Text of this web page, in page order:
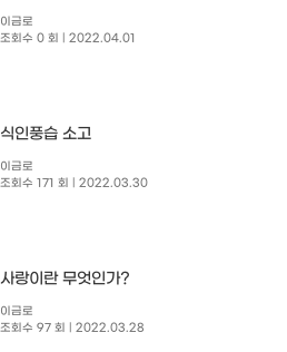
이금로
조회수 0 회
| 2022.04.01
식인풍습 소고
이금로
조회수 171 회
| 2022.03.30
사랑이란 무엇인가?
이금로
조회수 97 회
| 2022.03.28